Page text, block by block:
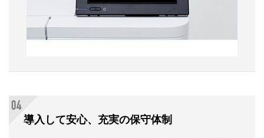
導入して安心、充実の保守体制